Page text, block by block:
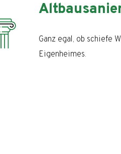
Ganz egal, ob schiefe
Eigenheimes.